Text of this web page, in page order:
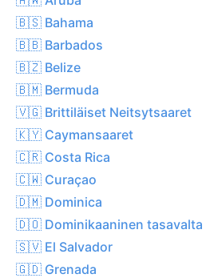
🇧🇸 Bahama
🇧🇧 Barbados
🇧🇿 Belize
🇧🇲 Bermuda
🇻🇬 Brittiläiset Neitsytsaaret
🇰🇾 Caymansaaret
🇨🇷 Costa Rica
🇨🇼 Curaçao
🇩🇲 Dominica
🇩🇴 Dominikaaninen tasavalta
🇸🇻 El Salvador
🇬🇩 Grenada